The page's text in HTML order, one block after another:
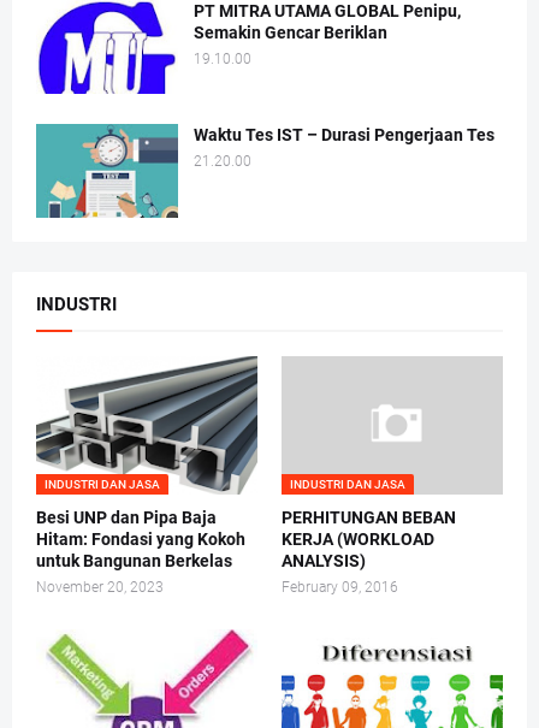
PT MITRA UTAMA GLOBAL Penipu,
Semakin Gencar Beriklan
19.10.00
Waktu Tes IST – Durasi Pengerjaan Tes
21.20.00
INDUSTRI
INDUSTRI DAN JASA
Besi UNP dan Pipa Baja
Hitam: Fondasi yang Kokoh
untuk Bangunan Berkelas
November 20, 2023
INDUSTRI DAN JASA
PERHITUNGAN BEBAN
KERJA (WORKLOAD
ANALYSIS)
February 09, 2016